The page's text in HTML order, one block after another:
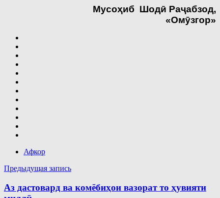
Мусоҳиб Шодӣ Раҷабзод,
«Омӯзгор»
Афкор
Навигация
по
Предыдущая запись
Аз дастовард ва комёбиҳои вазорат то ҳувияти